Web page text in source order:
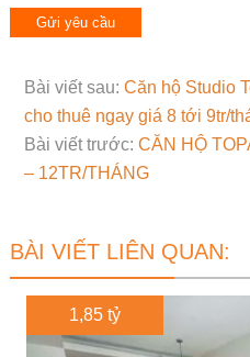
Bài viết sau: Căn hộ Studio
cho thuê ngay giá 8 tới 9tr/
Bài viết trước: CĂN HỘ
– 12TR/THÁNG
BÀI VIẾT LIÊN QUAN:
1,85 tỷ